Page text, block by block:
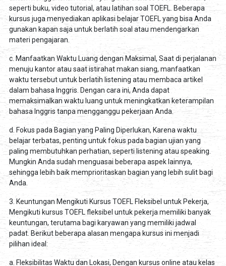
seperti buku, video tutorial, atau latihan soal TOEFL. Beberapa
kursus juga menyediakan aplikasi belajar TOEFL yang bisa Anda
gunakan kapan saja untuk berlatih soal atau mendengarkan
materi pengajaran.
c. Manfaatkan Waktu Luang dengan Maksimal, Saat di perjalanan
menuju kantor atau saat istirahat makan siang, manfaatkan
waktu tersebut untuk berlatih listening atau membaca artikel
dalam bahasa Inggris. Dengan cara ini, Anda dapat
memaksimalkan waktu luang untuk meningkatkan keterampilan
bahasa Inggris tanpa mengganggu pekerjaan Anda.
d. Fokus pada Bagian yang Paling Diperlukan, Karena waktu
belajar terbatas, penting untuk fokus pada bagian ujian yang
paling membutuhkan perhatian, seperti listening atau speaking.
Mungkin Anda sudah menguasai beberapa aspek lainnya,
sehingga lebih baik memprioritaskan bagian yang lebih sulit bagi
Anda.
3. Keuntungan Mengikuti Kursus TOEFL Fleksibel untuk Pekerja,
Mengikuti kursus TOEFL fleksibel untuk pekerja memiliki banyak
keuntungan, terutama bagi karyawan yang memiliki jadwal
padat. Berikut beberapa alasan mengapa kursus ini menjadi
pilihan ideal:
a. Fleksibilitas Waktu dan Lokasi, Dengan kursus online atau kelas